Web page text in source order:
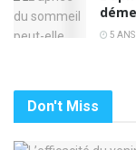
5
Don't Miss